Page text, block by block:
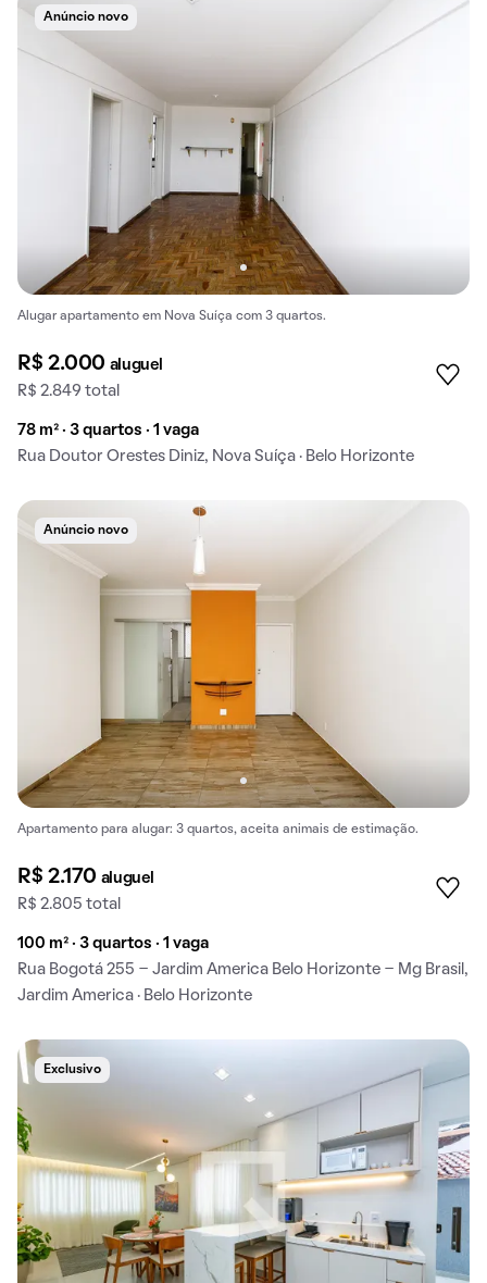
Anúncio novo
Alugar apartamento em Nova Suíça com 3 quartos.
R$ 2.000 aluguel
R$ 2.849 total
78 m² · 3 quartos · 1 vaga
Rua Doutor Orestes Diniz, Nova Suíça · Belo Horizonte
Anúncio novo
Apartamento para alugar: 3 quartos, aceita animais de estimação.
R$ 2.170 aluguel
R$ 2.805 total
100 m² · 3 quartos · 1 vaga
Rua Bogotá 255 - Jardim America Belo Horizonte - Mg Brasil,
Jardim America · Belo Horizonte
Exclusivo